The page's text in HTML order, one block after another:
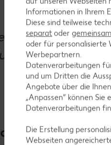
werden
Champagner
Informationen in Ihrem
Diese sind teilweise
separat oder
oder für personalisierte
Werbepartnern.
Datenverarbeitungen
und um Dritten die
Angebote über die
„Anpassen“ können
Datenverarbeitungen
Die Erstellung
Webseiten